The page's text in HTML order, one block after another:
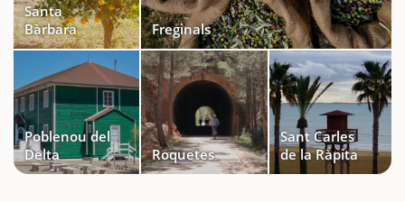
Santa
Bàrbara
Freginals
Poblenou del
Delta
Roquetes
Sant Carles
de la Ràpita